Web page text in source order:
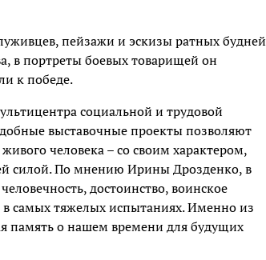
пейзажи и эскизы ратных будней
в портреты боевых товарищей он
к победе.
социальной и трудовой
выставочные проекты позволяют
человека – со своим характером,
силой. По мнению Ирины Дрозденко, в
достоинство, воинское
в самых тяжелых испытаниях. Именно из
память о нашем времени для будущих